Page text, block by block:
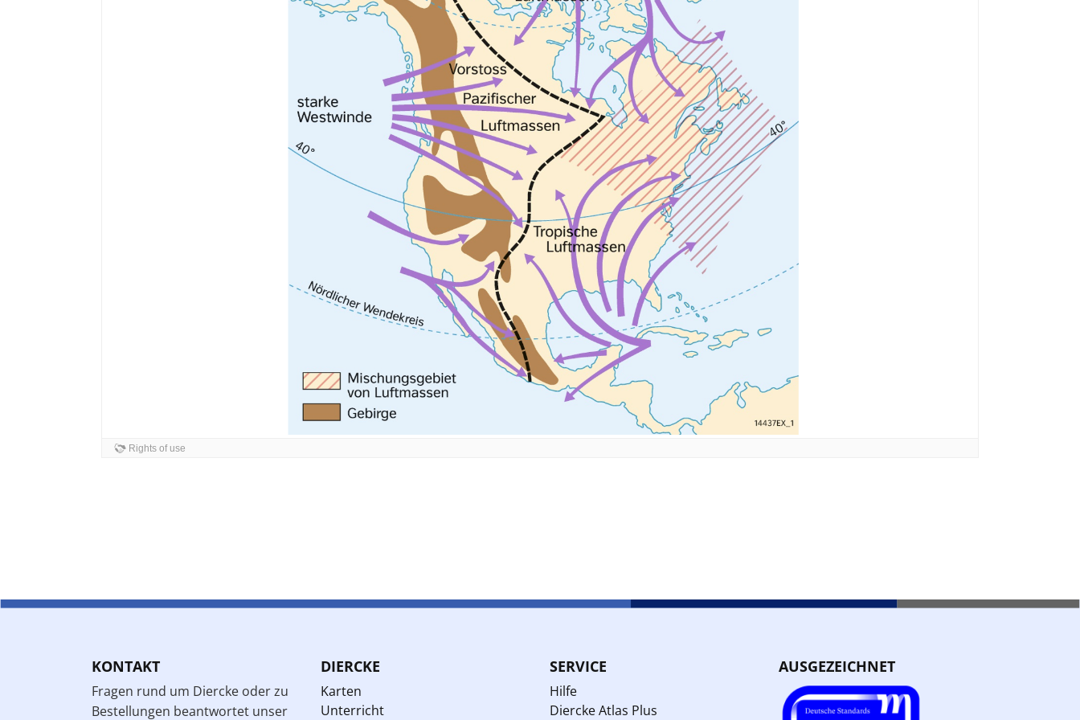
KONTAKT
Fragen rund um Diercke oder zu
Bestellungen beantwortet unser
DIERCKE
Karten
Unterricht
SERVICE
Hilfe
Diercke Atlas Plus
AUSGEZEICHNET